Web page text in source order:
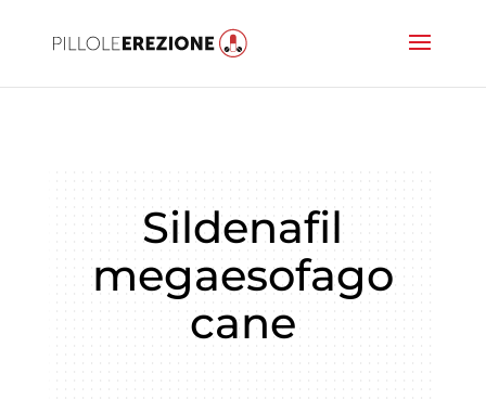
Sildenafil
megaesofago
cane